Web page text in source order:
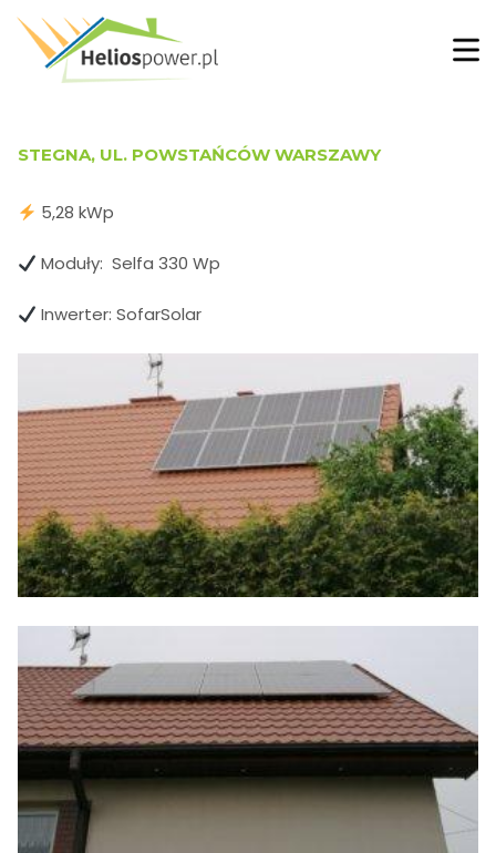
STEGNA, UL. POWSTAŃCÓW WARSZAWY
5,28 kWp
Moduły: Selfa 330 Wp
Inwerter: SofarSolar